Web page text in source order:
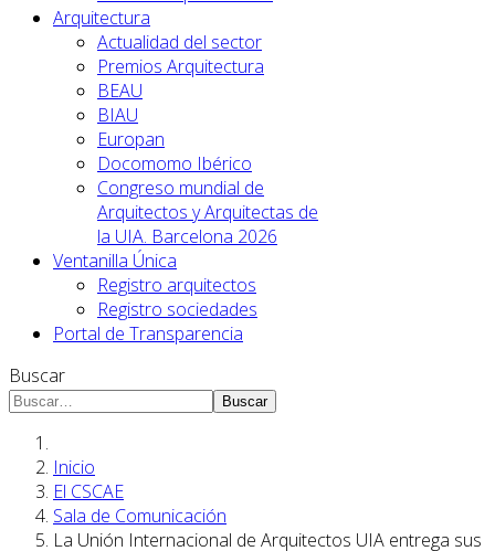
Arquitectura
Actualidad del sector
Premios Arquitectura
BEAU
BIAU
Europan
Docomomo Ibérico
Congreso mundial de
Arquitectos y Arquitectas de
la UIA. Barcelona 2026
Ventanilla Única
Registro arquitectos
Registro sociedades
Portal de Transparencia
Buscar
Buscar
Inicio
El CSCAE
Sala de Comunicación
La Unión Internacional de Arquitectos UIA entrega sus